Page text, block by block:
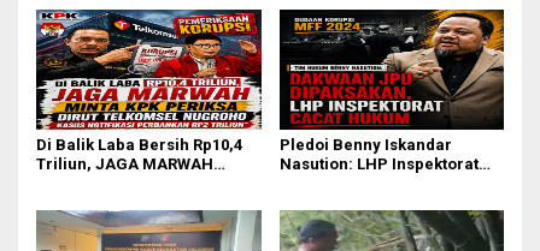
Di Balik Laba Bersih Rp10,4
Triliun, JAGA MARWAH
Dugaan Kasus Notifikasi
Perbankan
Pledoi Benny Iskandar
Nasution: LHP Inspektorat